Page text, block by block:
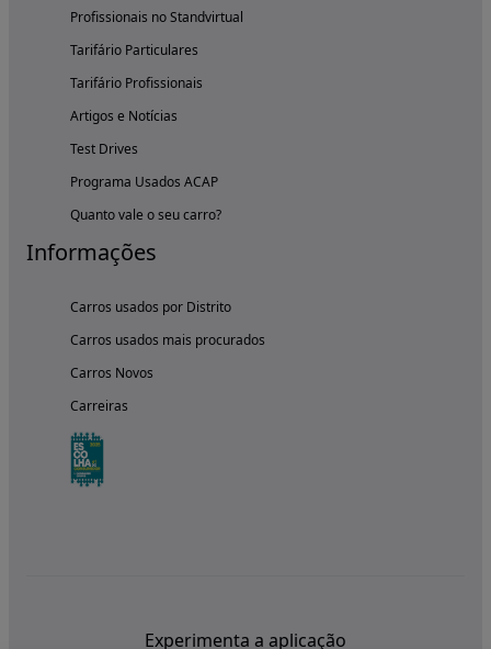
Profissionais no Standvirtual
Tarifário Particulares
Tarifário Profissionais
Artigos e Notícias
Test Drives
Programa Usados ACAP
Quanto vale o seu carro?
Informações
Carros usados por Distrito
Carros usados mais procurados
Carros Novos
Carreiras
Experimenta a aplicação